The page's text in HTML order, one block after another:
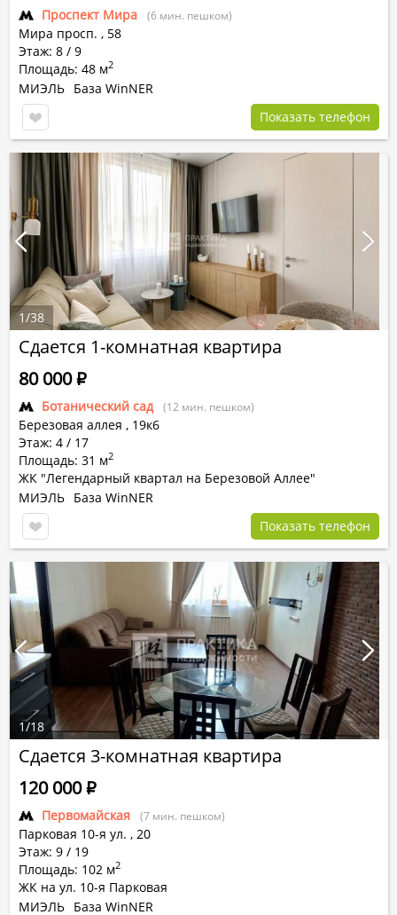
Проспект Мира (6 мин. пешком)
Мира просп. , 58
Этаж: 8 / 9
Площадь: 48 м2
МИЭЛЬ База WinNER
Показать телефон
Сдается 1-комнатная квартира
Ботанический сад (12 мин. пешком)
Березовая аллея , 19к6
Этаж: 4 / 17
Площадь: 31 м2
ЖК "Легендарный квартал на Березовой Аллее"
80 000Р
МИЭЛЬ База WinNER
Показать телефон
1/38
Сдается 3-комнатная квартира
Первомайская (7 мин. пешком)
Парковая 10-я ул. , 20
Этаж: 9 / 19
Площадь: 102 м2
ЖК на ул. 10-я Парковая
120 000Р
МИЭЛЬ База WinNER
1/18